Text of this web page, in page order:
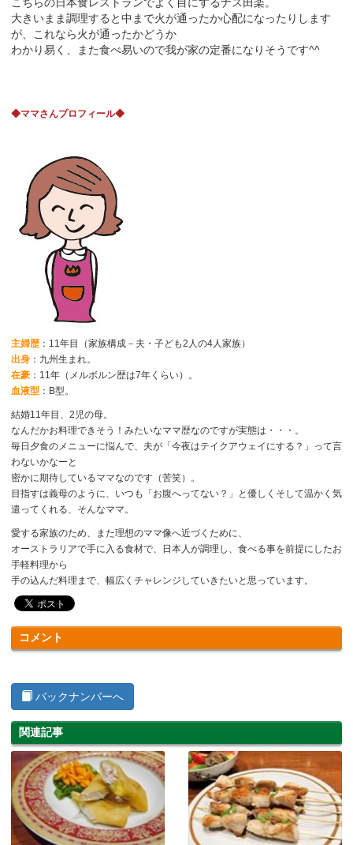
大きいまま調理すると中まで火が通ったか心配になったりします
が、これなら火が通ったかどうか
わかり易く、また食べ易いので我が家の定番になりそうです^^
◆ママさんプロフィール◆
主婦歴 ：11年目（家族構成－夫・子ども2人の4人家族）
出身 ：九州生まれ。
在豪 ：11年（メルボルン歴は7年くらい）。
血液型 ：B型。
結婚11年目、2児の母。
なんだかお料理できそう！みたいなママ歴なのですが実態は・・・。
毎日夕食のメニューに悩んで、夫が「今夜はテイクアウェイにする？」って言
わないかなーと
密かに期待しているママなのです（苦笑）。
目指すは義母のように、いつも「お腹へってない？」と優しくそして温かく気
遣ってくれる、そんなママ。
愛する家族のため、また理想のママ像へ近づくために、
オーストラリアで手に入る食材で、日本人が調理し、食べる事を前提にしたお
手軽料理から
手の込んだ料理まで、幅広くチャレンジしていきたいと思っています。
コメント
バックナンバーへ
関連記事